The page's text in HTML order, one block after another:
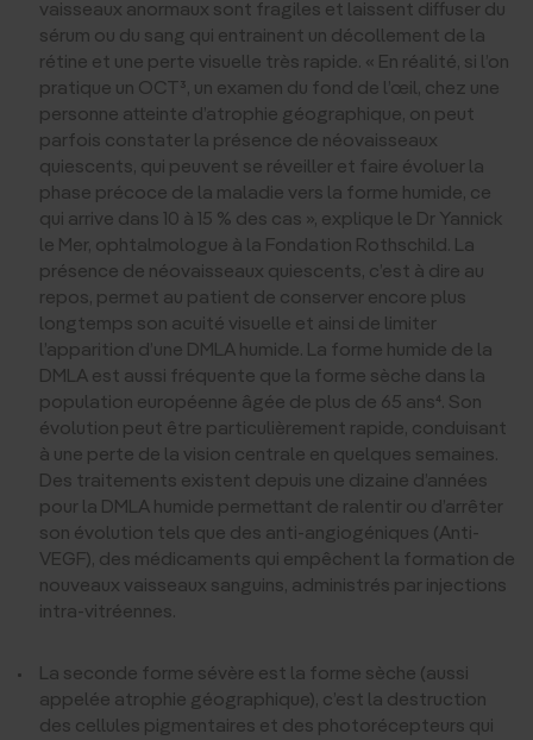
vaisseaux anormaux sont fragiles et laissent diffuser du
sérum ou du sang qui entrainent un décollement de la
rétine et une perte visuelle très rapide. « En réalité, si l’on
pratique un OCT³, un examen du fond de l’œil, chez une
personne atteinte d’atrophie géographique, on peut
parfois constater la présence de néovaisseaux
quiescents, qui peuvent se réveiller et faire évoluer la
phase précoce de la maladie vers la forme humide, ce
qui arrive dans 10 à 15 % des cas », explique le Dr Yannick
le Mer, ophtalmologue à la Fondation Rothschild. La
présence de néovaisseaux quiescents, c’est à dire au
repos, permet au patient de conserver encore plus
longtemps son acuité visuelle et ainsi de limiter
l’apparition d’une DMLA humide. La forme humide de la
DMLA est aussi fréquente que la forme sèche dans la
population européenne âgée de plus de 65 ans⁴. Son
évolution peut être particulièrement rapide, conduisant
à une perte de la vision centrale en quelques semaines.
Des traitements existent depuis une dizaine d’années
pour la DMLA humide permettant de ralentir ou d’arrêter
son évolution tels que des anti-angiogéniques (Anti-
VEGF), des médicaments qui empêchent la formation de
nouveaux vaisseaux sanguins, administrés par injections
intra-vitréennes.
La seconde forme sévère est la forme sèche (aussi
appelée atrophie géographique), c’est la destruction
des cellules pigmentaires et des photorécepteurs qui